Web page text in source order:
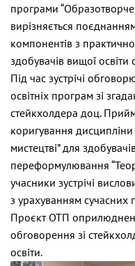
програми “Образотворче
вирізняється
компонентів з
здобувачів вищої
Під час зустрічі
освітніх програм зі
стейкхолдера доц.
коригування дисципліни
мистецтві” для
переформулювання
учасники зустрічі
з урахуванням сучасних
Проєкт ОТП
обговорення зі
освіти.